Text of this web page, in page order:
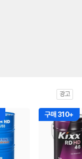
광고
구매 310+